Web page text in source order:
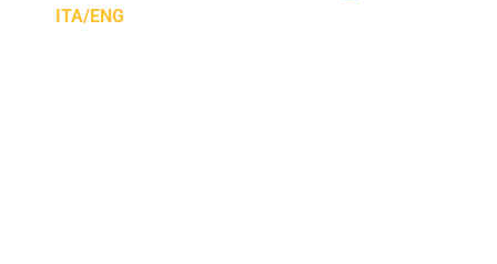
ITA/ENG